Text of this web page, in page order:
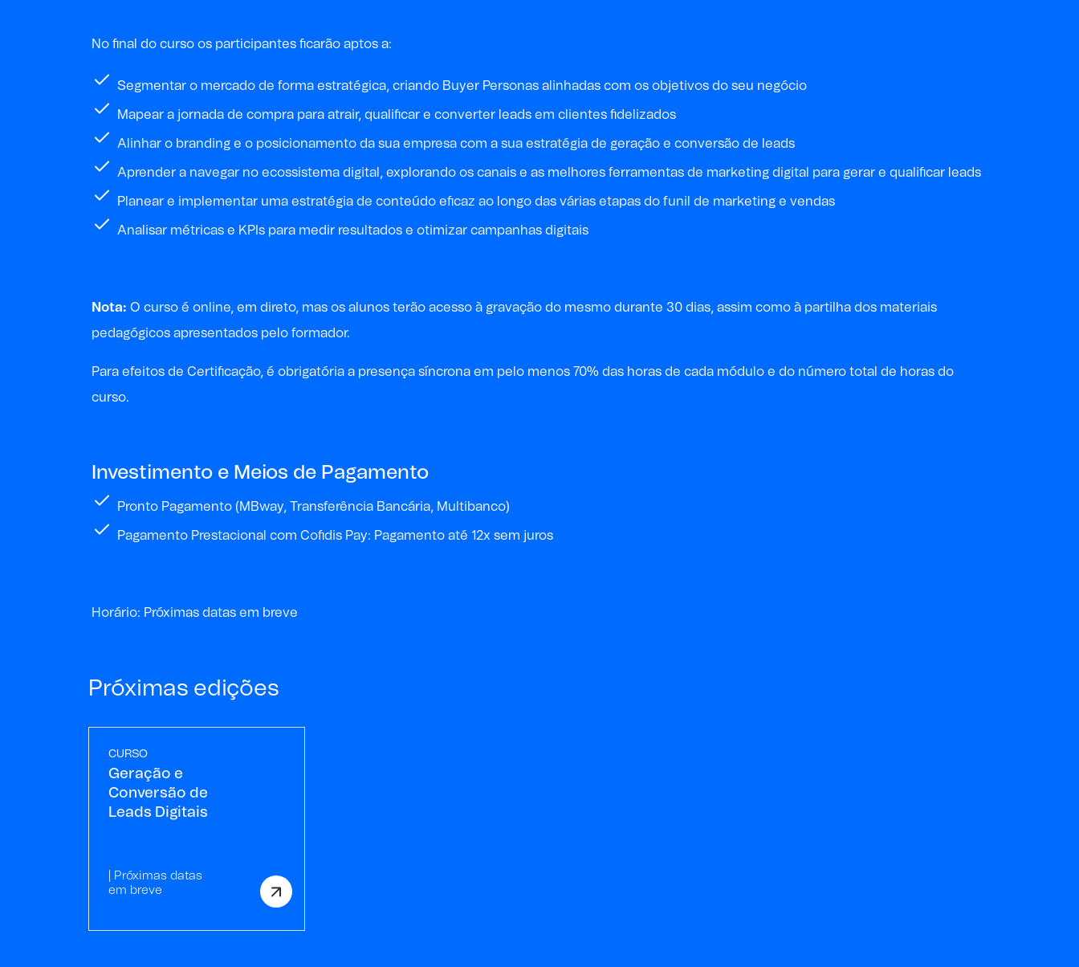
No final do curso os participantes ficarão aptos a:
Segmentar o mercado de forma estratégica, criando Buyer Personas alinhadas com os objetivos do seu negócio
Mapear a jornada de compra para atrair, qualificar e converter leads em clientes fidelizados
Alinhar o branding e o posicionamento da sua empresa com a sua estratégia de geração e conversão de leads
Aprender a navegar no ecossistema digital, explorando os canais e as melhores ferramentas de marketing digital para gerar e qualificar leads
Planear e implementar uma estratégia de conteúdo eficaz ao longo das várias etapas do funil de marketing e vendas
Analisar métricas e KPIs para medir resultados e otimizar campanhas digitais
Nota: O curso é online, em direto, mas os alunos terão acesso à gravação do mesmo durante 30 dias, assim como à partilha dos materiais
pedagógicos apresentados pelo formador.
Para efeitos de Certificação, é obrigatória a presença síncrona em pelo menos 70% das horas de cada módulo e do número total de horas do
curso.
Investimento e Meios de Pagamento
Pronto Pagamento (MBway, Transferência Bancária, Multibanco)
Pagamento Prestacional com Cofidis Pay: Pagamento até 12x sem juros
Horário: Próximas datas em breve
Próximas edições
CURSO
Geração e
Conversão de
Leads Digitais
| Próximas datas
em breve